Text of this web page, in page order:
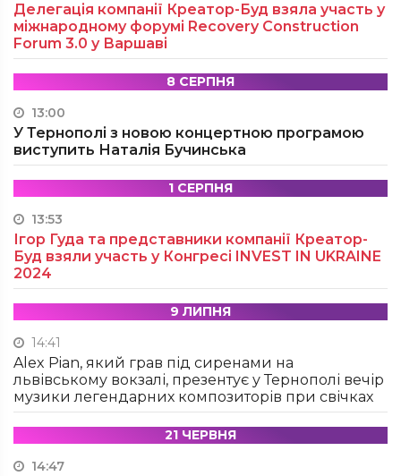
Делегація компанії Креатор-Буд взяла участь у
міжнародному форумі Recovery Construction
Forum 3.0 у Варшаві
8 СЕРПНЯ
13:00
У Тернополі з новою концертною програмою
виступить Наталія Бучинська
1 СЕРПНЯ
13:53
Ігор Гуда та представники компанії Креатор-
Буд взяли участь у Конгресі INVEST IN UKRAINE
2024
9 ЛИПНЯ
14:41
Alex Pian, який грав під сиренами на
львівському вокзалі, презентує у Тернополі вечір
музики легендарних композиторів при свічках
21 ЧЕРВНЯ
14:47